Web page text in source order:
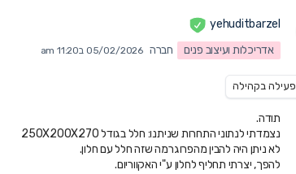
yehuditbarzel
אדריכלות ועיצוב פנים
חברה 05/02/2026 ב11:20 am
פעילה בקהילה
תודה.
נצמדתי לנתוני התחרות שניתנו: חלל בגודל 250X200X270
לא ניתן היה להבין מהפרוגרמה שזה חלל עם חלון.
להפך, יצרתי תחליף לחלון ע"י האקווריום.